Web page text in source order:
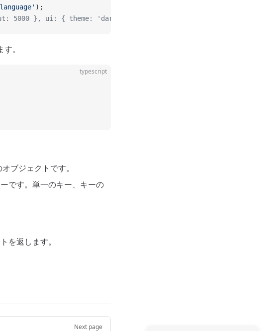
);
5000 }, ui: { theme: 'dark' } }
。
typescript
ブジェクトです。
です。単一のキー、キーの
を返します。
Next page